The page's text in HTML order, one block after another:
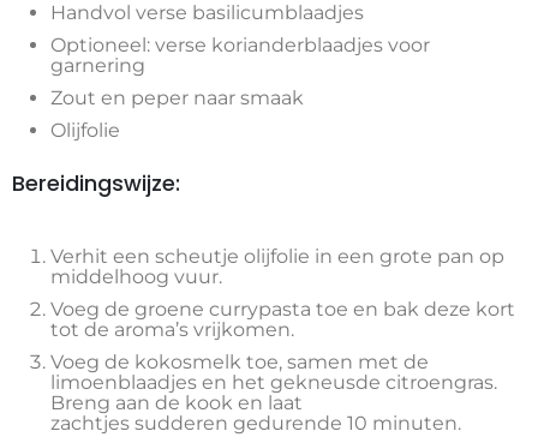
Handvol verse basilicumblaadjes
Optioneel: verse korianderblaadjes voor
garnering
Zout en peper naar smaak
Olijfolie
Bereidingswijze:
Verhit een scheutje olijfolie in een grote pan op
middelhoog vuur.
Voeg de groene currypasta toe en bak deze kort
tot de aroma’s vrijkomen.
Voeg de kokosmelk toe, samen met de
limoenblaadjes en het gekneusde citroengras.
Breng aan de kook en laat
zachtjes sudderen gedurende 10 minuten.